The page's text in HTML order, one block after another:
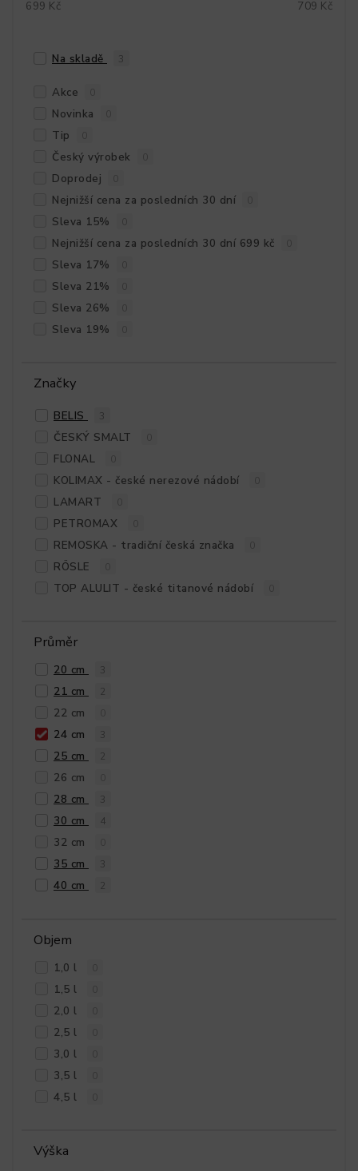
699 Kč 709 Kč
Na skladě 3
Akce
Novinka
Tip
Český výrobek
Doprodej
Nejnižší cena za posledních 30 dní
Sleva 15%
Nejnižší cena za posledních 30 dní 699 kč
Sleva 17%
Sleva 21%
Sleva 26%
Sleva 19%
Značky
BELIS 3
ČESKÝ SMALT
FLONAL
KOLIMAX - české nerezové nádobí
LAMART
PETROMAX
REMOSKA - tradiční česká značka
RÖSLE
TOP ALULIT - české titanové nádobí
Průměr
20 cm 3
21 cm 2
22 cm
24 cm 3
25 cm 2
26 cm
28 cm 3
30 cm 4
32 cm
35 cm 3
40 cm 2
Objem
1,0 l
1,5 l
2,0 l
2,5 l
3,0 l
3,5 l
4,5 l
Výška